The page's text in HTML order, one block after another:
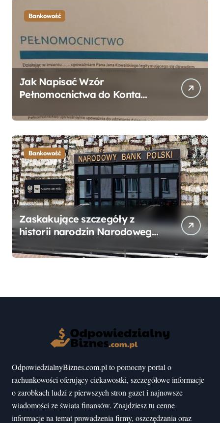
Bankowość
Jak Napisać Wzór
Pełnomocnictwa do Konta
Przewodnik
Bankowość
Zaskakujące szczegóły z
historii narodzin Narodowego
mogłeś nie wiedzieć
OdpowiedzialnyBiznes.com.pl to pomocny portal o
rachunkowości oferujący ciekawostki, szczegółowe informacje
o zarobkach ludzi z pierwszych stron gazet i najnowsze
wiadomości ze świata finansów. Znajdziesz tu cenne
informacje na temat prowadzenia firmy, oszczędzania oraz